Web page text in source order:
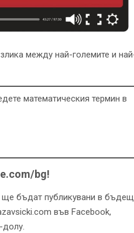
между най-големите и
математическия термин в
bg!
ще бъдат публикувани в
във Facebook,
долу.